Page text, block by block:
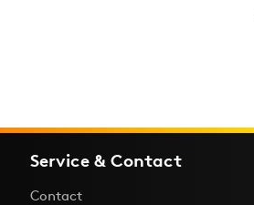
Service & Contact
Contact